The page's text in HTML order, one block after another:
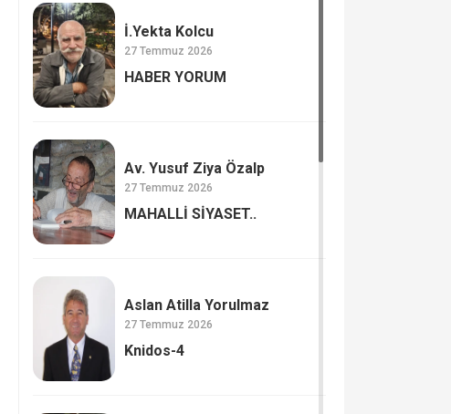
İ.Yekta Kolcu
27 Temmuz 2026
HABER YORUM
Av. Yusuf Ziya Özalp
27 Temmuz 2026
MAHALLİ SİYASET..
Aslan Atilla Yorulmaz
27 Temmuz 2026
Knidos-4